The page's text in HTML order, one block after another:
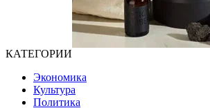
КАТЕГОРИИ
Экономика
Культура
Политика